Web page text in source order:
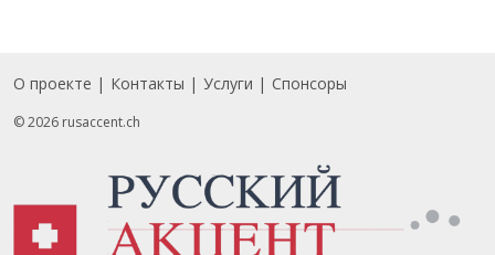
Footer
О проекте Контакты Услуги Спонсоры
© 2026 rusaccent.ch